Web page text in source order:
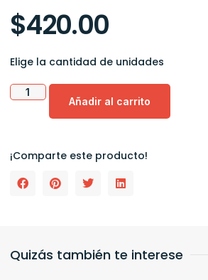
$420.00
Elige la cantidad de unidades
Añadir al carrito
¡Comparte este producto!
Quizás también te interese